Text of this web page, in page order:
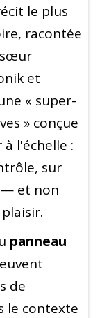
le plus
racontée
sœur
et
« super-
» conçue
l'échelle :
sur
— et non
panneau
de
le contexte